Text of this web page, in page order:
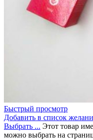
Быстрый просмотр
Добавить в список
Выбрать ... Этот товар
можно выбрать на